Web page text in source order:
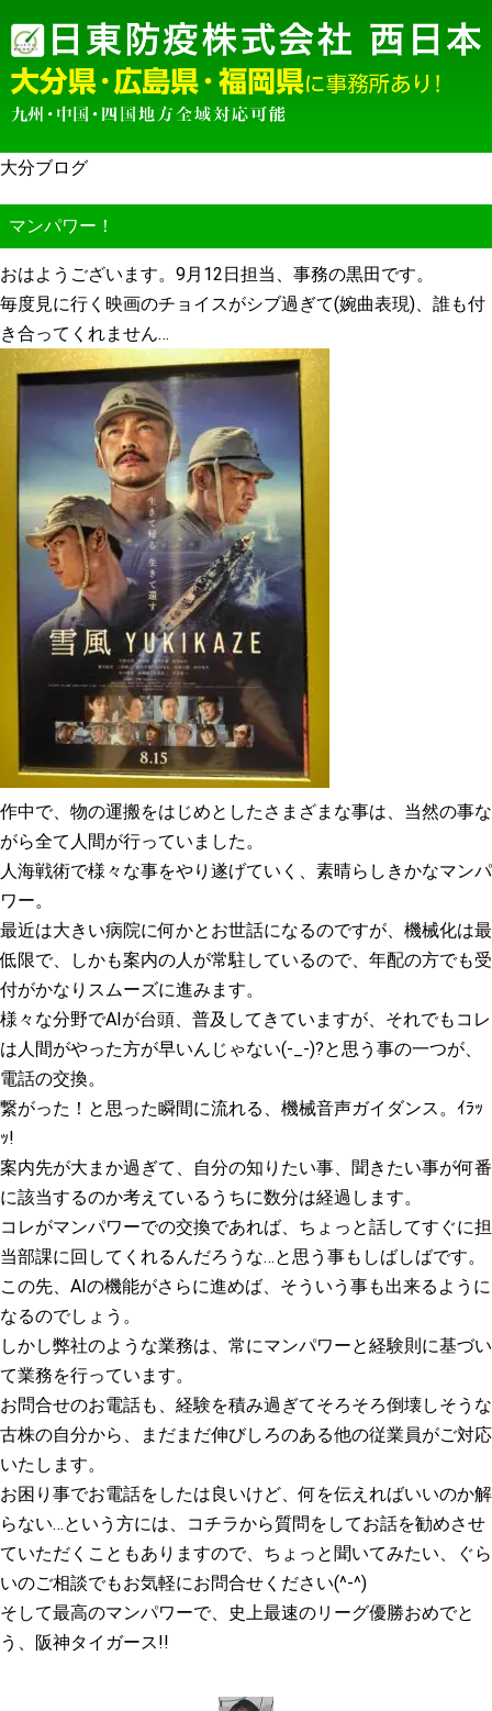
大分ブログ
マンパワー！
おはようございます。9月12日担当、事務の黒田です。
毎度見に行く映画のチョイスがシブ過ぎて(婉曲表現)、誰も付
き合ってくれません…
作中で、物の運搬をはじめとしたさまざまな事は、当然の事な
がら全て人間が行っていました。
人海戦術で様々な事をやり遂げていく、素晴らしきかなマンパ
ワー。
最近は大きい病院に何かとお世話になるのですが、機械化は最
低限で、しかも案内の人が常駐しているので、年配の方でも受
付がかなりスムーズに進みます。
様々な分野でAIが台頭、普及してきていますが、それでもコレ
は人間がやった方が早いんじゃない(-_-)?と思う事の一つが、
電話の交換。
繋がった！と思った瞬間に流れる、機械音声ガイダンス。ｲﾗｯ
ｯ!
案内先が大まか過ぎて、自分の知りたい事、聞きたい事が何番
に該当するのか考えているうちに数分は経過します。
コレがマンパワーでの交換であれば、ちょっと話してすぐに担
当部課に回してくれるんだろうな…と思う事もしばしばです。
この先、AIの機能がさらに進めば、そういう事も出来るように
なるのでしょう。
しかし弊社のような業務は、常にマンパワーと経験則に基づい
て業務を行っています。
お問合せのお電話も、経験を積み過ぎてそろそろ倒壊しそうな
古株の自分から、まだまだ伸びしろのある他の従業員がご対応
いたします。
お困り事でお電話をしたは良いけど、何を伝えればいいのか解
らない…という方には、コチラから質問をしてお話を勧めさせ
ていただくこともありますので、ちょっと聞いてみたい、ぐら
いのご相談でもお気軽にお問合せください(^-^)
そして最高のマンパワーで、史上最速のリーグ優勝おめでと
う、阪神タイガース!!